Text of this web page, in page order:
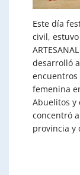
Este día
civil,
desarrolló
femenina
Abuelitos
concentró
provincia y